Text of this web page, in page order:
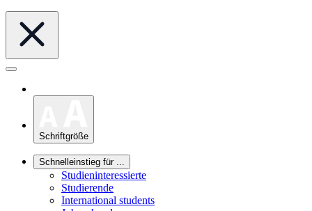
Schriftgröße
Schnelleinstieg für ...
Studieninteressierte
Studierende
International students